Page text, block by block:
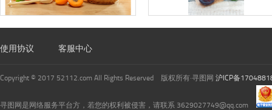
使用协议 客服中心
Copyright © 2017 52112.com All Rights Reserved 版权所有·寻图网 沪ICP备
寻图网是网络服务平台方，若您的权利被侵害，请联系 3629027749@qq.com